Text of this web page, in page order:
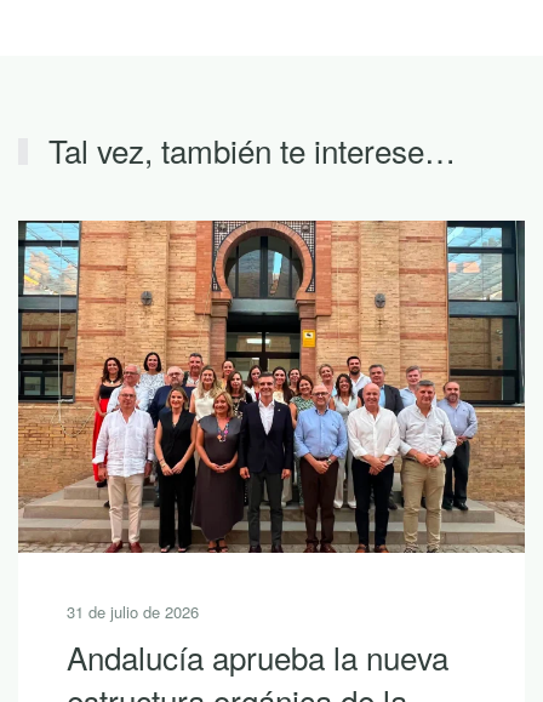
Tal vez, también te interese…
31 de julio de 2026
Andalucía aprueba la nueva